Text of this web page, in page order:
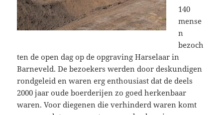
140
mense
n
bezoch
ten de open dag op de opgraving Harselaar in
Barneveld. De bezoekers werden door deskundigen
rondgeleid en waren erg enthousiast dat de deels
2000 jaar oude boerderijen zo goed herkenbaar
waren. Voor diegenen die verhinderd waren komt